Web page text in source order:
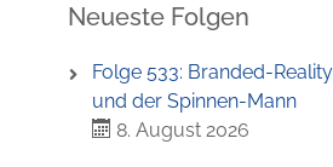
Neueste Folgen
Folge 533: Branded-
und der Spinnen-Mann
8. August 2026